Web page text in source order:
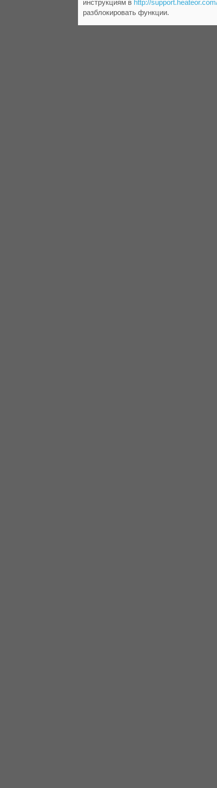
инструкциям в http://
разблокировать функции.